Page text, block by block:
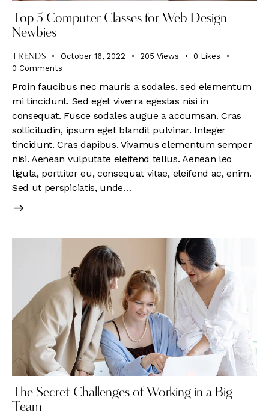
Top 5 Computer Classes for Web Design
Newbies
TRENDS October 16, 2022 205 Views 0 Likes
0 Comments
Proin faucibus nec mauris a sodales, sed elementum
mi tincidunt. Sed eget viverra egestas nisi in
consequat. Fusce sodales augue a accumsan. Cras
sollicitudin, ipsum eget blandit pulvinar. Integer
tincidunt. Cras dapibus. Vivamus elementum semper
nisi. Aenean vulputate eleifend tellus. Aenean leo
ligula, porttitor eu, consequat vitae, eleifend ac, enim.
Sed ut perspiciatis, unde…
The Secret Challenges of Working in a Big
Team